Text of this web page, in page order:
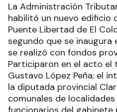
La Administración
habilitó un nuevo edificio
Puente Libertad de El
segundo que se inaugura
se realizó con fondos
Participaron en el acto el
Gustavo López Peña; el
la diputada provincial
comunales de